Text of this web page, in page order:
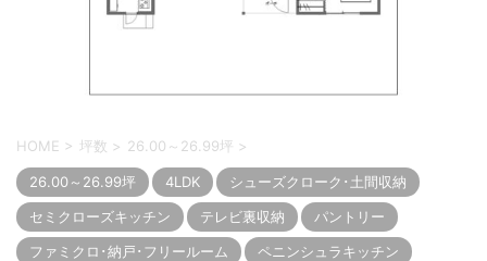
HOME > 坪数 > 26.00～26.99坪 >
26.00～26.99坪 4LDK
シューズクローク･土間収納
セミクローズキッチン
テレビ裏収納
パントリー
ファミクロ･納戸･フリールーム
ペニンシュラキッチン